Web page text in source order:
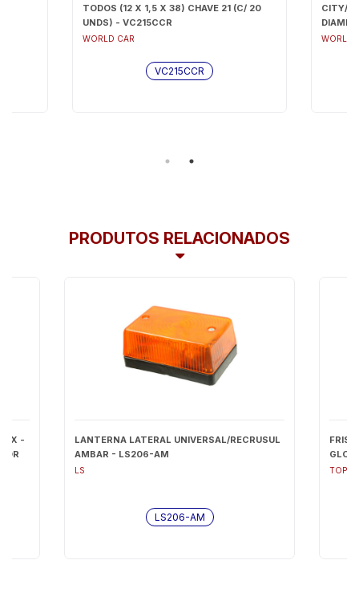
TODOS (12 X 1,5 X 38) CHAVE 21 (C/ 20
UNDS) - VC215CCR
WORLD CAR
VC215CCR
CITY/
WORLD
PRODUTOS RELACIONADOS
-
LANTERNA LATERAL UNIVERSAL/RECRUSUL
AMBAR - LS206-AM
LS
LS206-AM
TOP